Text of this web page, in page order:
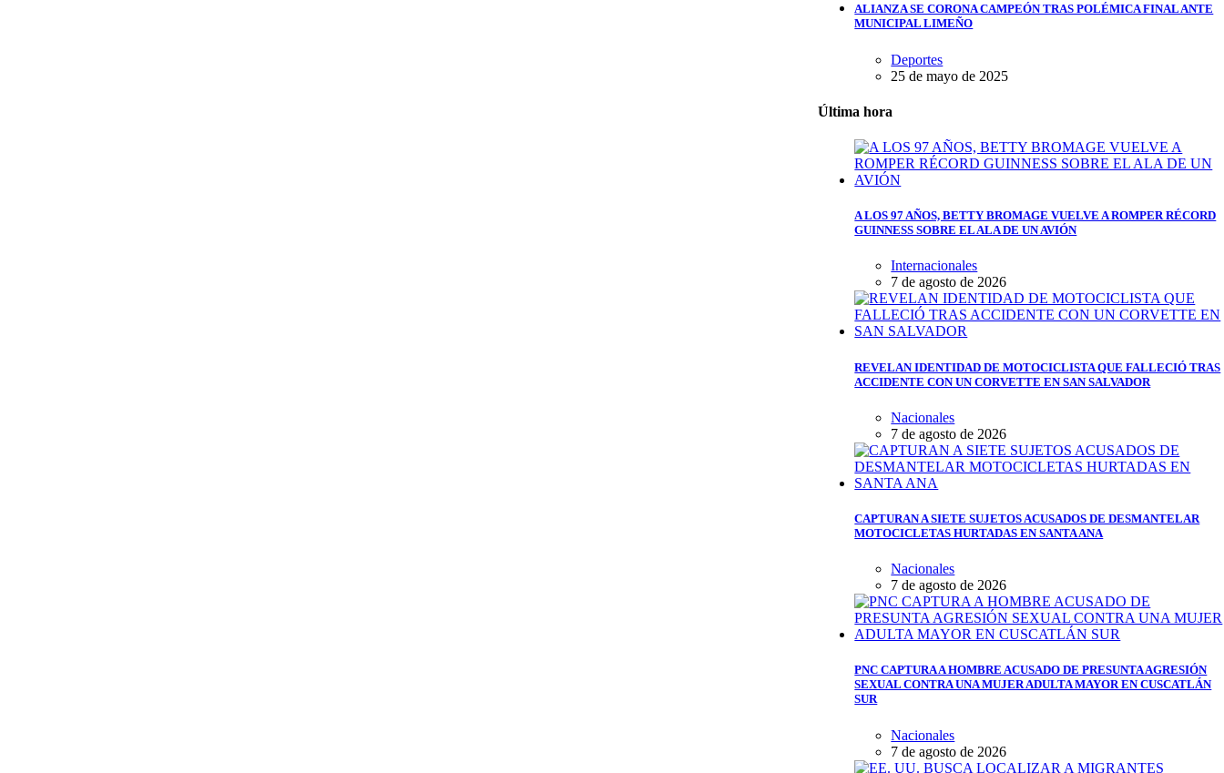
ALIANZA SE CORONA CAMPEÓN TRAS POLÉMICA FINAL ANTE
MUNICIPAL LIMEÑO
Deportes
25 de mayo de 2025
Última hora
A LOS 97 AÑOS, BETTY BROMAGE VUELVE A ROMPER RÉCORD
GUINNESS SOBRE EL ALA DE UN AVIÓN
Internacionales
7 de agosto de 2026
REVELAN IDENTIDAD DE MOTOCICLISTA QUE FALLECIÓ TRAS
ACCIDENTE CON UN CORVETTE EN SAN SALVADOR
Nacionales
7 de agosto de 2026
CAPTURAN A SIETE SUJETOS ACUSADOS DE DESMANTELAR
MOTOCICLETAS HURTADAS EN SANTA ANA
Nacionales
7 de agosto de 2026
PNC CAPTURA A HOMBRE ACUSADO DE PRESUNTA AGRESIÓN
SEXUAL CONTRA UNA MUJER ADULTA MAYOR EN CUSCATLÁN
SUR
Nacionales
7 de agosto de 2026